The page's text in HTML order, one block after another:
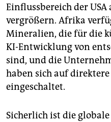
Einflussbereich der
vergrößern. Afrika
Mineralien, die für die
KI-Entwicklung von
sind, und die
haben sich auf
eingeschaltet.
Sicherlich ist die